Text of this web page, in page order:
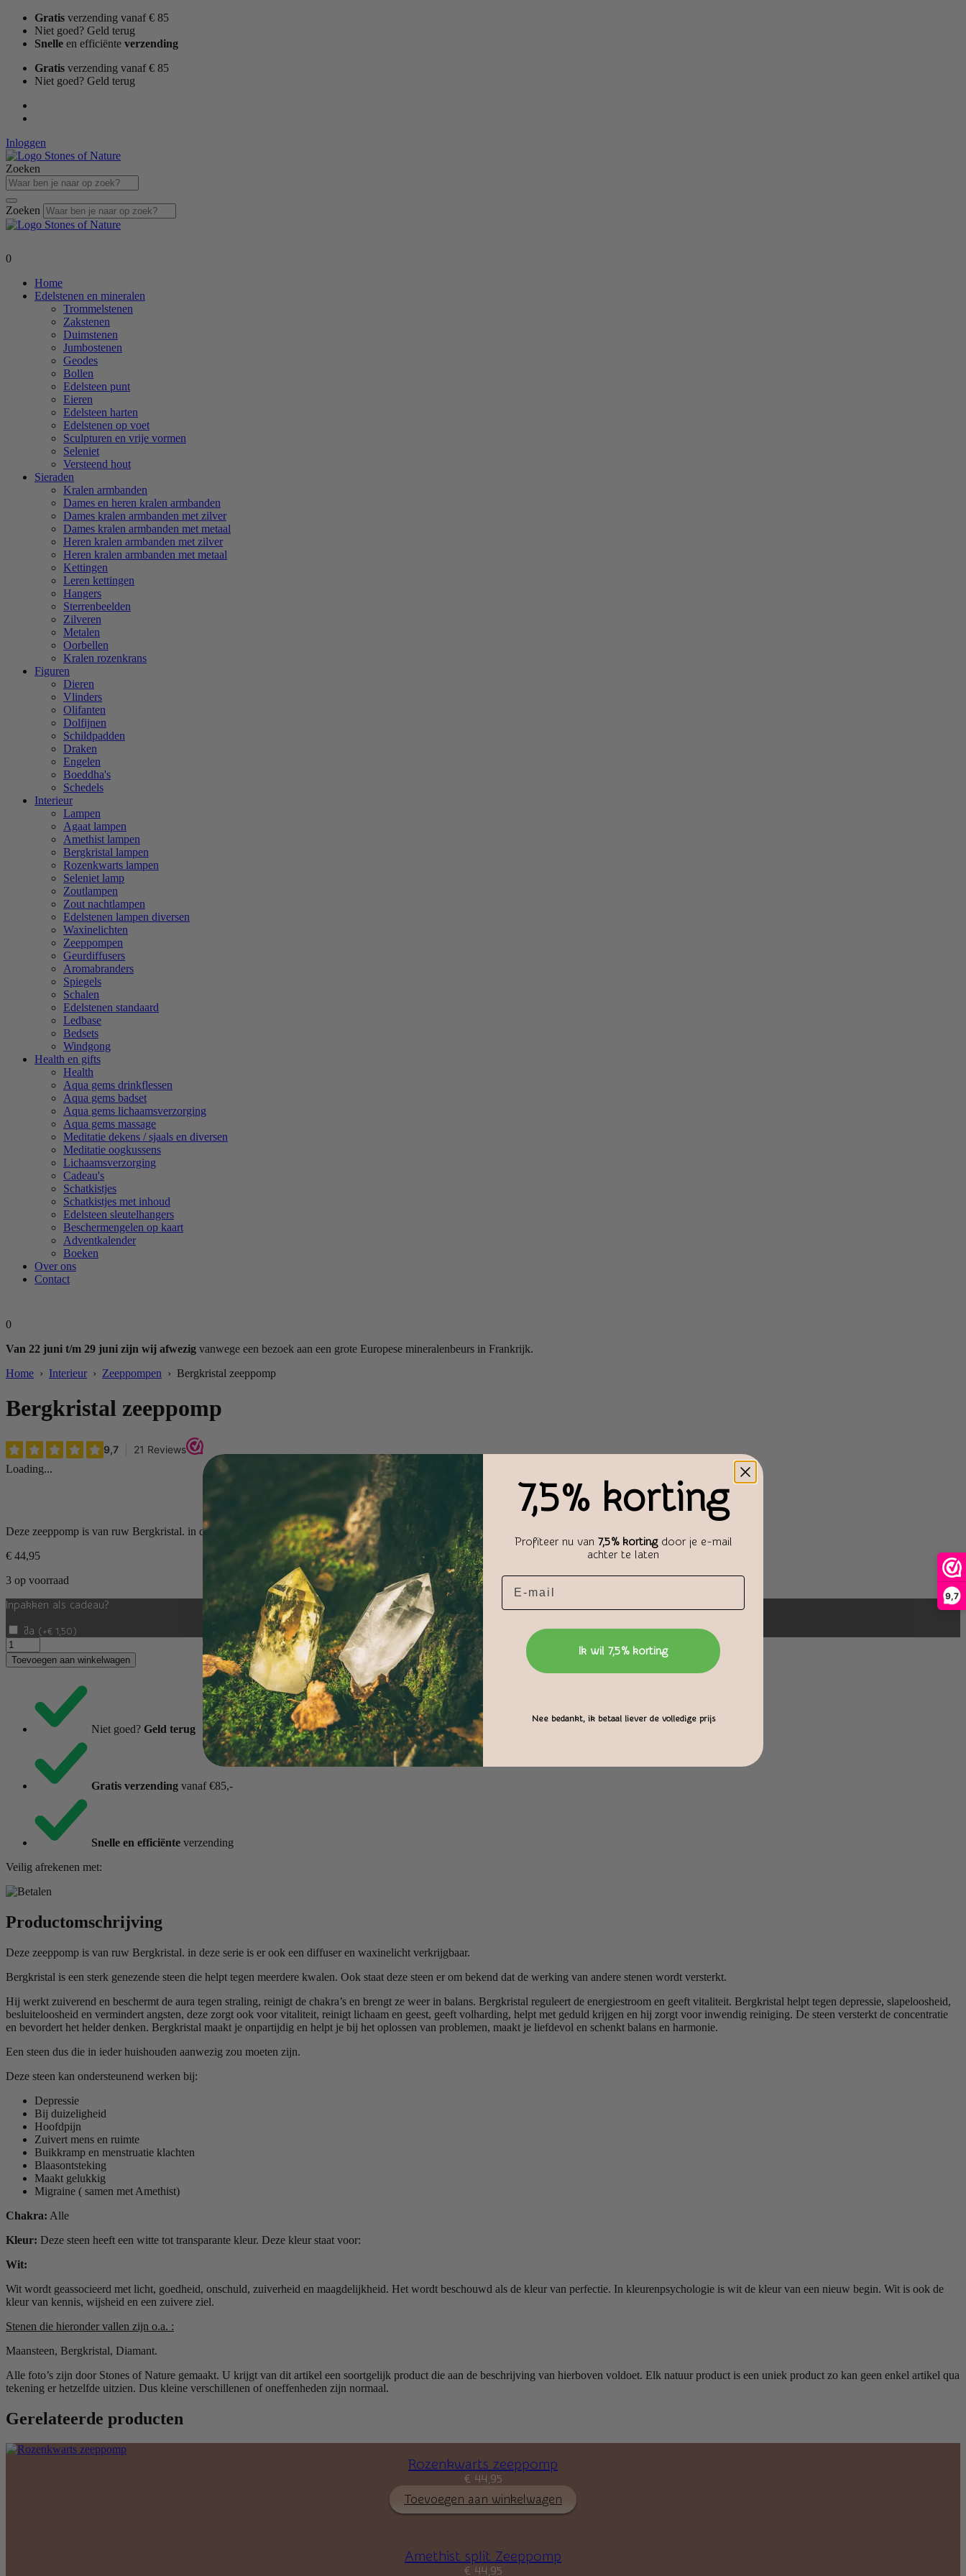
9,7
naar
Gratis verzending vanaf € 85
Niet goed? Geld terug
Snelle en efficiënte verzending
Gratis verzending vanaf € 85
Niet goed? Geld terug
Inloggen
Zoeken
Zoeken
0
Home
Edelstenen en mineralen
Trommelstenen
Zakstenen
Duimstenen
Jumbostenen
Geodes
Bollen
Edelsteen punt
Eieren
Edelsteen harten
Edelstenen op voet
Sculpturen en vrije vormen
Seleniet
Versteend hout
Sieraden
Kralen armbanden
Dames en heren kralen armbanden
Dames kralen armbanden met zilver
Dames kralen armbanden met metaal
Heren kralen armbanden met zilver
Heren kralen armbanden met metaal
Kettingen
Leren kettingen
Hangers
Sterrenbeelden
Zilveren
Metalen
Oorbellen
Kralen rozenkrans
Figuren
Dieren
Vlinders
Olifanten
Dolfijnen
Schildpadden
Draken
Engelen
Boeddha's
Schedels
Interieur
Lampen
Agaat lampen
Amethist lampen
Bergkristal lampen
Rozenkwarts lampen
Seleniet lamp
Zoutlampen
Zout nachtlampen
Edelstenen lampen diversen
Waxinelichten
Zeeppompen
Geurdiffusers
Aromabranders
Spiegels
Schalen
Edelstenen standaard
Ledbase
Bedsets
Windgong
Health en gifts
Health
Aqua gems drinkflessen
Aqua gems badset
Aqua gems lichaamsverzorging
Aqua gems massage
Meditatie dekens / sjaals en diversen
Meditatie oogkussens
Lichaamsverzorging
Cadeau's
Schatkistjes
Schatkistjes met inhoud
Edelsteen sleutelhangers
Beschermengelen op kaart
Adventkalender
Boeken
Over ons
Contact
0
Van 22 juni t/m 29 juni zijn wij afwezig vanwege een bezoek aan een grote Europese mineralenbeurs in Frankrijk.
Home › Interieur › Zeeppompen › Bergkristal zeeppomp
Bergkristal zeeppomp
Loading...
Deze zeeppomp is van ruw Bergkristal. in deze serie is er ook een diffuser en waxinelicht verkrijgbaar. Bergkristal is een..
€ 44,95
3 op voorraad
Inpakken als cadeau?
Ja (+€ 1,50)
Bergkristal
zeeppomp
aantal
Toevoegen aan winkelwagen
Niet goed? Geld terug
Gratis verzending vanaf €85,-
Snelle en efficiënte verzending
Veilig afrekenen met:
Productomschrijving
Deze zeeppomp is van ruw Bergkristal. in deze serie is er ook een diffuser en waxinelicht verkrijgbaar.
Bergkristal is een sterk genezende steen die helpt tegen meerdere kwalen. Ook staat deze steen er om bekend dat de werking van andere stenen wordt versterkt.
Hij werkt zuiverend en beschermt de aura tegen straling, reinigt de chakra’s en brengt ze weer in balans. Bergkristal reguleert de energiestroom en geeft vitaliteit. Bergkristal helpt tegen depressie, slapeloosheid,
besluiteloosheid en vermindert angsten, deze zorgt ook voor vitaliteit, reinigt lichaam en geest, geeft volharding, helpt met geduld krijgen en hij zorgt voor inwendig reiniging. De steen versterkt de concentratie
en bevordert het helder denken. Bergkristal maakt je onpartijdig en helpt je bij het oplossen van problemen, maakt je liefdevol en schenkt balans en harmonie.
Een steen dus die in ieder huishouden aanwezig zou moeten zijn.
Deze steen kan ondersteunend werken bij:
Depressie
Bij duizeligheid
Hoofdpijn
Zuivert mens en ruimte
Buikkramp en menstruatie klachten
Blaasontsteking
Maakt gelukkig
Migraine ( samen met Amethist)
Chakra: Alle
Kleur: Deze steen heeft een witte tot transparante kleur. Deze kleur staat voor:
Wit:
Wit wordt geassocieerd met licht, goedheid, onschuld, zuiverheid en maagdelijkheid. Het wordt beschouwd als de kleur van perfectie. In kleurenpsychologie is wit de kleur van een nieuw begin. Wit is ook de
kleur van kennis, wijsheid en een zuivere ziel.
Stenen die hieronder vallen zijn o.a. :
Maansteen, Bergkristal, Diamant.
Alle foto’s zijn door Stones of Nature gemaakt. U krijgt van dit artikel een soortgelijk product die aan de beschrijving van hierboven voldoet. Elk natuur product is een uniek product zo kan geen enkel artikel qua
tekening er hetzelfde uitzien. Dus kleine verschillenen of oneffenheden zijn normaal.
Gerelateerde producten
Rozenkwarts zeeppomp
€ 44,95
Toevoegen aan winkelwagen
Amethist split Zeeppomp
€ 44,95
7,5% korting
Profiteer nu van 7,5% kortingdoor je e-mail
achter te laten
Ik wil 7,5% korting
Nee bedankt, ik betaal liever de volledige prijs